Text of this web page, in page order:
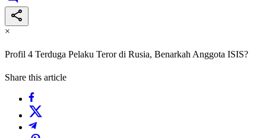
×
Profil 4 Terduga Pelaku Teror di Rusia, Benarkah Anggota ISIS?
Share this article